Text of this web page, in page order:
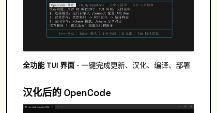
全功能 TUI 界面 - 一键完成更新、汉化、编译、部署
汉化后的 OpenCode